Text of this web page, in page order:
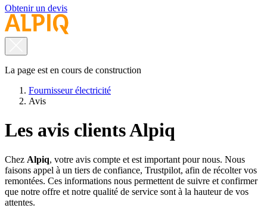
Obtenir un devis
La page est en cours de construction
Fournisseur électricité
Avis
Les avis clientsAlpiq
Chez Alpiq, votre avis compte et est important pour nous. Nous
faisons appel à un tiers de confiance, Trustpilot, afin de récolter vos
remontées. Ces informations nous permettent de suivre et confirmer
que notre offre et notre qualité de service sont à la hauteur de vos
attentes.